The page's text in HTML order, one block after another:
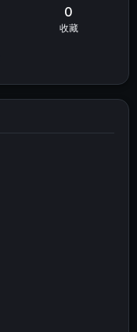
0
收藏